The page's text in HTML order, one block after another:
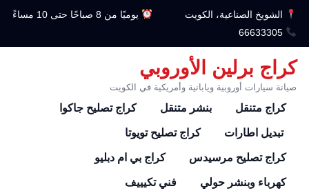
الشويخ الصناعية، الكويت
يوميًا من 8 صباحًا حتى 10 مساءً
66633305
كراج برلين الأوروبي
صيانة سيارات أوروبية ويابانية وأمريكية في الكويت
كراج متنقل بنشر متنقل كراج تصليح جاكوا
تبديل اطارات كراج تصليح تويوتا
كراج تصليح مرسيدس كراج بي ام دبليو
كهرباء وبنشر حولي فني تكيييف